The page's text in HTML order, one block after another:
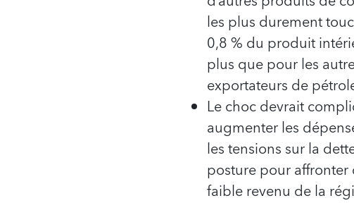
les plus durement
0,8 % du produit
plus que pour les
exportateurs de
Le choc devrait
augmenter les
les tensions sur la
posture pour affronter
faible revenu de la